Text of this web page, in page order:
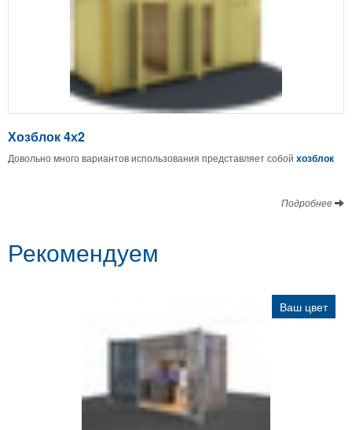
Хозблок 4х2
Довольно много вариантов использования представляет собой хозблок
Подробнее
Рекомендуем
Ваш цвет